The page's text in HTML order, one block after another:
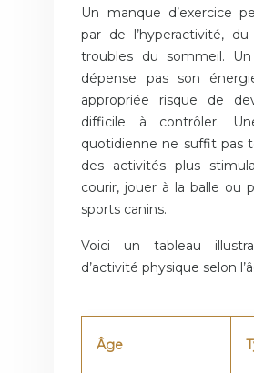
Un manque d’exercice
par de l’hyperactivité,
troubles du sommeil.
dépense pas son
appropriée risque de
difficile à contrôler.
quotidienne ne suffit pas
des activités plus
courir, jouer à la balle ou
sports canins.
Voici un tableau
d’activité physique selon
Âge